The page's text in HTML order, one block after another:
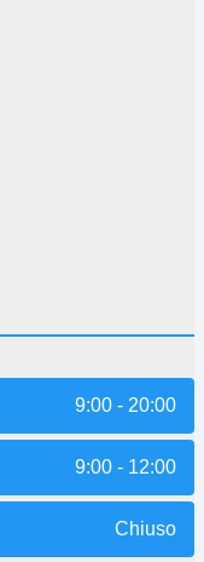
9:00 - 20:00
9:00 - 12:00
Chiuso